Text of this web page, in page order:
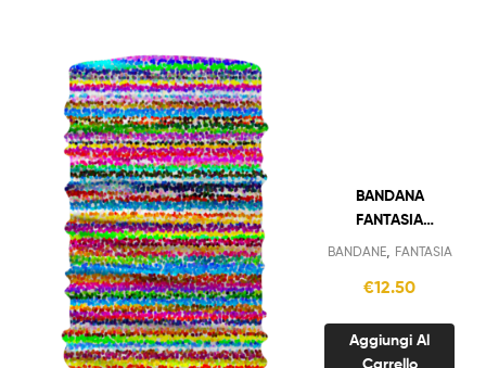
BANDANA
FANTASIA
STRISCE
BANDANE, FANTASIA
€12.50
Aggiungi Al
Carrello